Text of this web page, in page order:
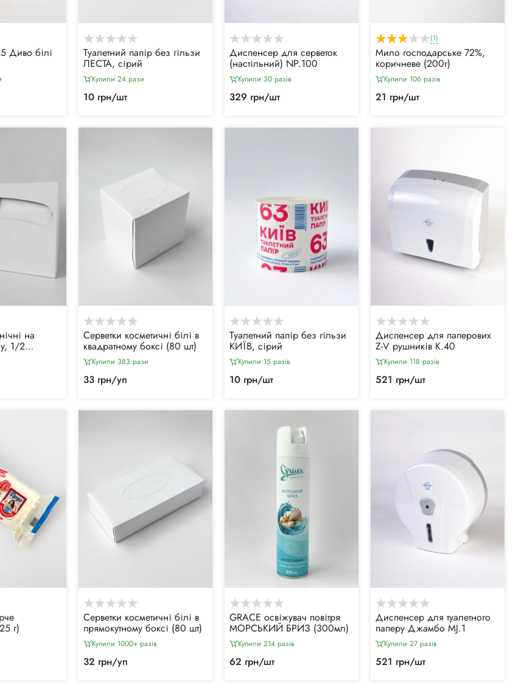
Диво білі Туалетний папір без гільзи
ЛЕСТА, сірий
Купили 24 рази
10 грн/шт
Диспенсер для серветок
(настільний) NP.100
Купили 30 разiв
329 грн/шт
(1)
Мило господарське 72%,
коричневе (200г)
Купили 106 разiв
21 грн/шт
на
1/2
Серветки косметичні білі в
квадратному боксі (80 шт)
Купили 383 рази
33 грн/уп
Туалетний папір без гільзи
КИЇВ, сірий
Купили 15 разiв
10 грн/шт
Диспенсер для паперових
Z-V рушників К.40
Купили 118 разiв
521 грн/шт
г)
Серветки косметичні білі в
прямокутному боксі (80 шт)
Купили 1000+ разiв
32 грн/уп
GRACE освіжувач повітря
МОРСЬКИЙ БРИЗ (300мл)
Купили 214 разiв
62 грн/шт
Диспенсер для туалетного
паперу Джамбо MJ.1
Купили 27 разiв
521 грн/шт